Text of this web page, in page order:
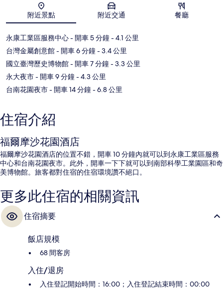
地圖
附近景點 附近交通 餐廳
永康工業區服務中心- 開車 5 分鐘- 4.1 公里
台灣金屬創意館- 開車 6 分鐘- 3.4 公里
國立臺灣歷史博物館- 開車 7 分鐘- 3.3 公里
永大夜市- 開車 9 分鐘- 4.3 公里
台南花園夜市- 開車 14 分鐘- 6.8 公里
住宿介紹
福爾摩沙花園酒店
福爾摩沙花園酒店的位置不錯，開車 10 分鐘內就可以到永康工業區服務
中心和台南花園夜市。此外，開車一下下就可以到南部科學工業園區和奇
美博物館。旅客都對住宿的住宿環境讚不絕口。
更多此住宿的相關資訊
住宿摘要
飯店規模
68 間客房
入住/退房
入住登記開始時間：16:00；入住登記結束時間：00:00